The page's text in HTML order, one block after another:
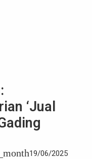
‘Jual
19/06/2025